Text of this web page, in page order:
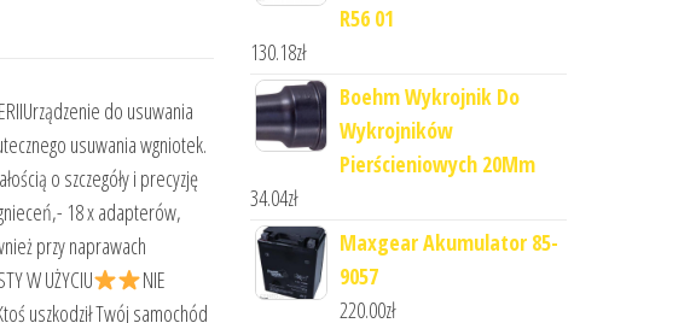
do usuwania
usuwania wgniotek.
o szczegóły i precyzję
18 x adapterów,
przy naprawach
W UŻYCIU
NIE
uszkodził Twój samochód
R56 01
130.18zł
Boehm Wykrojnik Do
Wykrojników
Pierścieniowych 20Mm
34.04zł
Maxgear Akumulator 85-
9057
220.00zł